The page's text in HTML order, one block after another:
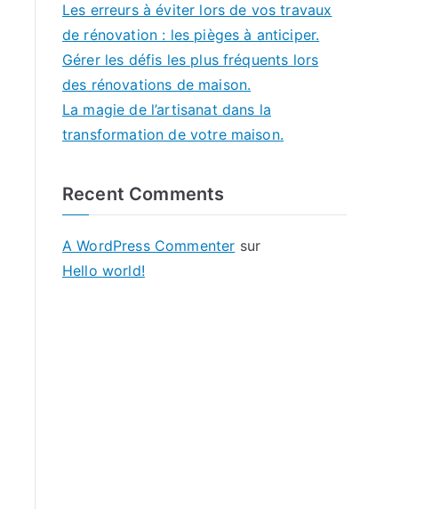
Les erreurs à éviter lors de vos travaux
de rénovation : les pièges à anticiper.
Gérer les défis les plus fréquents lors
des rénovations de maison.
La magie de l’artisanat dans la
transformation de votre maison.
Recent Comments
A WordPress Commenter sur
Hello world!